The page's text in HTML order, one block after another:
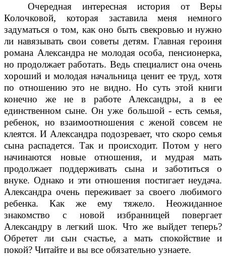
Очередная интересная история от Веры
Колочковой, которая заставила меня немного
задуматься о том, как оно быть свекровью и нужно
ли навязывать свои советы детям. Главная героиня
романа Александра не молодая особа, пенсионерка,
но продолжает работать. Ведь специалист она очень
хороший и молодая начальница ценит ее труд, хотя
по отношению это не видно. Но суть этой книги
конечно же не в работе Александры, а в ее
единственном сыне. Он уже большой - есть семья,
ребенок, но взаимоотношения с женой совсем не
клеятся. И Александра подозревает, что скоро семья
сына распадется. Так и происходит. Потом у него
начинаются новые отношения, и мудрая мать
продолжает поддерживать сына и заботиться о
внуке. Однако и эти отношения постигает неудача.
Александра очень переживает за своего любимого
ребенка. Как же ему тяжело. Неожиданное
знакомство с новой избранницей повергает
Александру в легкий шок. Что же выйдет теперь?
Обретет ли сын счастье, а мать спокойствие и
покой? Читайте и вы все обязательно узнаете.